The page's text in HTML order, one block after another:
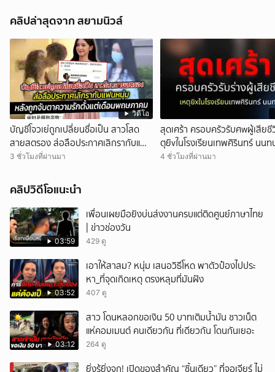
คลิปล่าสุดจาก สยามนิวส์
วิดีโอ
บัญชีโจวเย่ถูกเปลี่ยนชื่อเป็น สาวโสด
สายสตรอง ส่อลือประกาศเลิกรากับแฟน
หนุ่ม
3 ชั่วโมงที่ผ่านมา
สุดเศร้า ครอบครัวรับศwผู้เสียชี
ตุยิvในโรงเรียนเทพศิรินทร์ นนท
4 ชั่วโมงที่ผ่านมา
คลิปวิดีโอแนะนำ
03:59
เพื่อนเผยมือยิงบ่นส่งงานครบแต่ติดศูนย์ภาษาไทย
| ข่าวช่องวัน
429 ดู
03:52
เอาให้สาสม? หนุ่ม เสนอวิธีโหด พาตัวป๋องไปประ
หา_ที่จุดเกิดเหตุ ตรงหลุมที่มันฝัง
407 ดู
03:12
สาว โดนหลอกขอเงิน 50 บาทเติมน้ำมัน ชาวเน็ต
แห่คอมเมนต์ คนเดียวกัน ที่เดียวกัน โดนกันเยอะ
264 ดู
ยิ่งรู้ยิ่งจุก! เปิดของสำคัญ “ชิ้นเดียว” ที่จอเจียร์ ไม่